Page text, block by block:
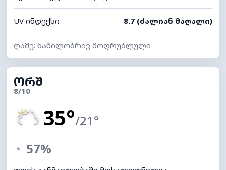
UV ინდექსი 8.7 (ძალიან მაღალი)
ღამე: ნაწილობრივ მოღრუბლული
ᲝᲠᲨ
8/10
35°/21°
◔ 57%